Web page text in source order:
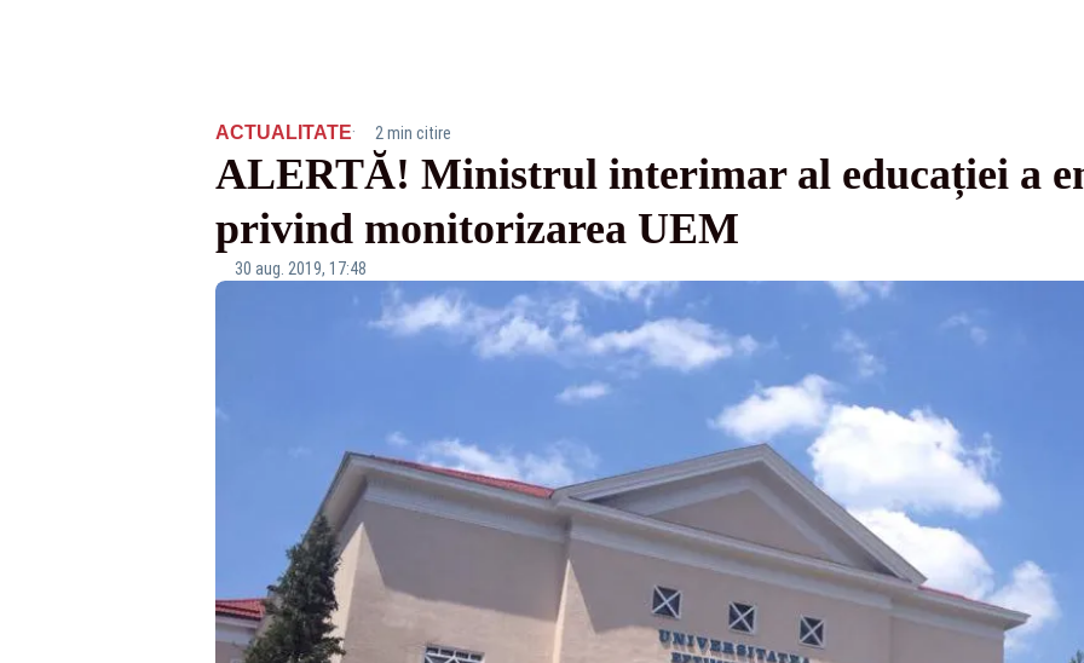
ACTUALITATE· 2 min citire
ALERTĂ! Ministrul interimar al educației a
privind monitorizarea UEM
30 aug. 2019, 17:48